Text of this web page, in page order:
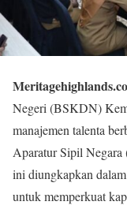
Negeri (BSKDN)
manajemen talenta
Aparatur Sipil
ini diungkapkan
untuk memperkuat